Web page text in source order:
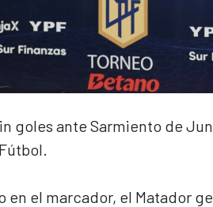
goles ante Sarmiento de
en el marcador, el Matador